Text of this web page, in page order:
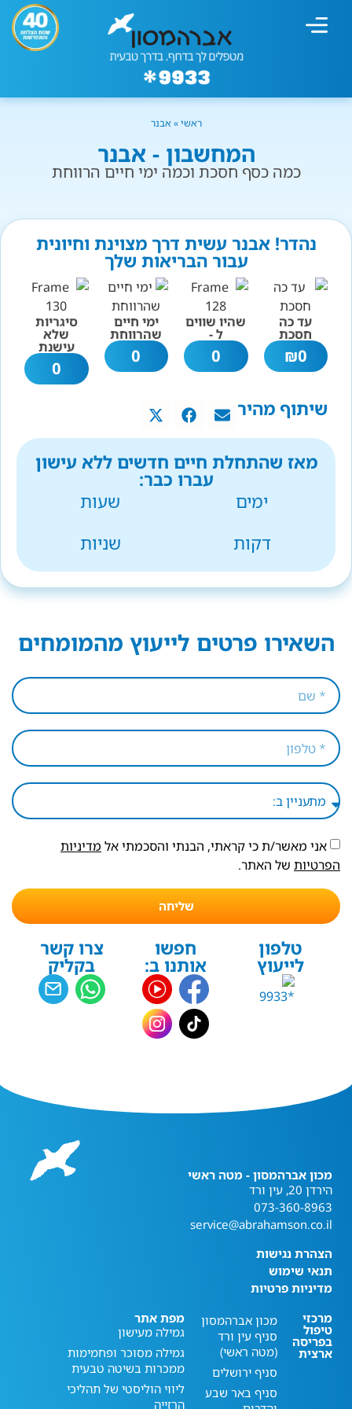
ראשי» אבנר
המחשבון - אבנר
כמה כסף חסכת וכמה ימי חיים הרווחת
נהדר! אבנר עשית דרך מצוינת וחיונית
עבור הבריאות שלך
עד כה
חסכת
0
₪
שהיו שווים
ל -
0
ימי חיים
שהרווחת
0
סיגריות
שלא
עישנת
0
שיתוף מהיר
מאז שהתחלת חיים חדשים ללא עישון
עברו כבר:
ימים
שעות
דקות
שניות
השאירו פרטים לייעוץ מהמומחים
אני מאשר/ת כי קראתי, הבנתי והסכמתי אל מדיניות
הפרטיות של האתר.
שליחה
טלפון
לייעוץ
חפשו
אותנו ב:
צרו קשר
בקליק
מכון אברהמסון - מטה ראשי
הירדן 20, עין ורד
073-360-8963
service@abrahamson.co.il
הצהרת נגישות
תנאי שימוש
מדיניות פרטיות
מרכזי
טיפול
בפריסה
ארצית
מכון אברהמסון
סניף עין ורד
(מטה ראשי)
סניף ירושלים
סניף באר שבע
מפת אתר
גמילה מעישון
גמילה מסוכר ופחמימות
ממכרות בשיטה טבעית
ליווי הוליסטי של תהליכי
הרזייה